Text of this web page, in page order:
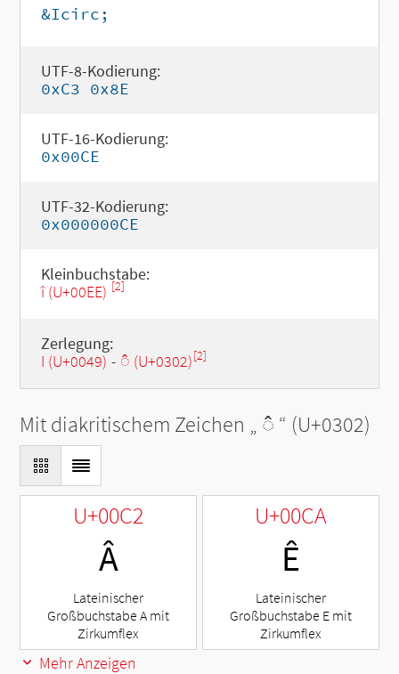
&Icirc;
UTF-8-Kodierung:
0xC3 0x8E
UTF-16-Kodierung:
0x00CE
UTF-32-Kodierung:
0x000000CE
Kleinbuchstabe:
î (U+00EE) [2]
Zerlegung:
I (U+0049) - ◌̂ (U+0302)[2]
Mit diakritischem Zeichen „ ◌̂ “ (U+0302)
U+00C2
Â
Lateinischer
Großbuchstabe A mit
Zirkumflex
U+00CA
Ê
Lateinischer
Großbuchstabe E mit
Zirkumflex
Mehr Anzeigen